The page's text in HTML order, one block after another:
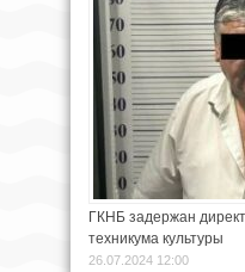
ГКНБ задержан
техникума культуры
26.07.2024 12:00